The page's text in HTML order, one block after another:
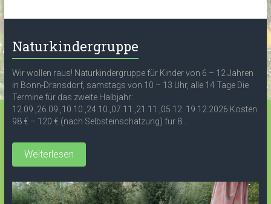
Naturkindergruppe
Wir wollen raus! Naturkindergruppe für Kinder von 6 – 12 Jahren
in Bonn-Dransdorf, samstags von 10 – 13 Uhr, alle 14 Tage Die
Termine für das zweite Halbjahr:
12.09.,26.09.,10.10.,24.10.,07.11.,21.11.,05.12. 19.12.2026 Kosten:
98 € – 120 € (nach Selbsteinschätzung) für 8...
Weiterlesen